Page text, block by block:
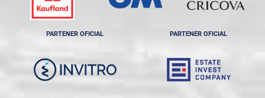
PARTENER OFICIAL PARTENER OFICIAL